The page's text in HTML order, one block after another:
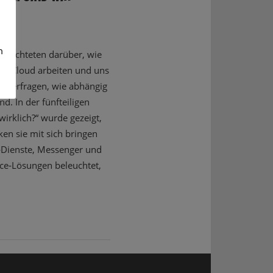
darüber, wie
Cloud arbeiten und uns
wie abhängig
In der fünfteiligen
wurde gezeigt,
sie mit sich bringen
Messenger und
beleuchtet,